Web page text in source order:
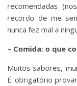
recomendadas
recordo de me
nunca fez mal a
– Comida: o que
Muitos sabores,
É obrigatório